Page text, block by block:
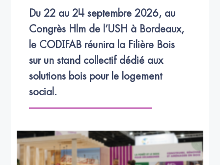
Du 22 au 24 septembre 2026, au
Congrès Hlm de l’USH à Bordeaux,
le CODIFAB réunira la Filière Bois
sur un stand collectif dédié aux
solutions bois pour le logement
social.